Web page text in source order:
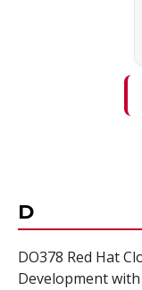
D
DO378 Red Hat
Development